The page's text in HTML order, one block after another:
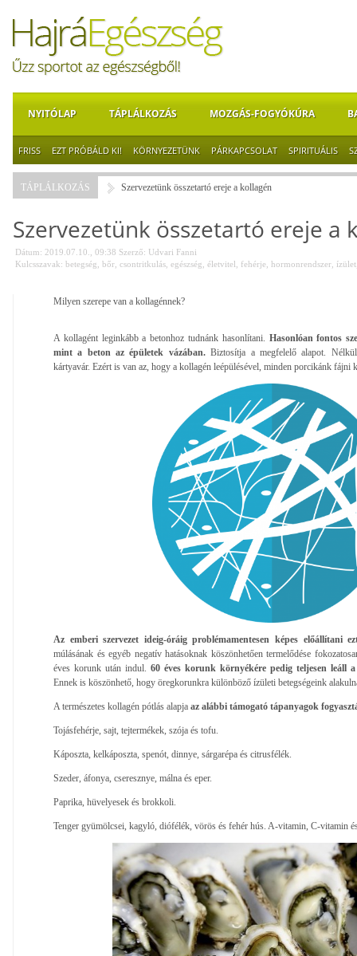
NYITÓLAP TÁPLÁLKOZÁS MOZGÁS-FOGYÓKÚRA
FRISS EZT PRÓBÁLD KI! KÖRNYEZETÜNK PÁRKAPCSOLAT SPIRITUÁLIS
TÁPLÁLKOZÁS Szervezetünk összetartó ereje a kollagén
Szervezetünk összetartó ereje a
Dátum: 2019.07.10., 09:38 Szerző: Udvari Fanni
Kulcsszavak: betegség bőr csontritkulás egészség életvitel fehérje hormonrendszer ízület
Milyen szerepe van a kollagénnek?
A kollagént leginkább a betonhoz tudnánk hasonlítani. Hasonlóan fontos
mint a beton az épületek vázában.Biztosítja a megfelelő alapot.
kártyavár. Ezért is van az, hogy a kollagén leépülésével, minden porcikánk fájni
Az emberi szervezet ideig-óráig problémamentesen képes előállítani
múlásának és egyéb negatív hatásoknak köszönhetően termelődése
éves korunk után indul. 60 éves korunk környékére pedig teljesen leáll
Ennek is köszönhető, hogy öregkorunkra különböző ízületi betegségeink
A természetes kollagén pótlás alapja az alábbi támogató tápanyagok
Tojásfehérje, sajt, tejtermékek, szója és tofu.
Káposzta, kelkáposzta, spenót, dinnye, sárgarépa és citrusfélék.
Szeder, áfonya, cseresznye, málna és eper.
Paprika, hüvelyesek és brokkoli.
Tenger gyümölcsei, kagyló, diófélék, vörös és fehér hús. A-vitamin, C-vitamin